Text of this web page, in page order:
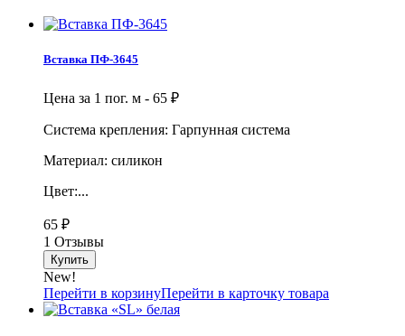
Вставка ПФ-3645
Цена за 1 пог. м - 65 ₽
Система крепления: Гарпунная система
Материал: силикон
Цвет:...
65 ₽
1 Отзывы
New!
Перейти в корзинуПерейти в карточку товара